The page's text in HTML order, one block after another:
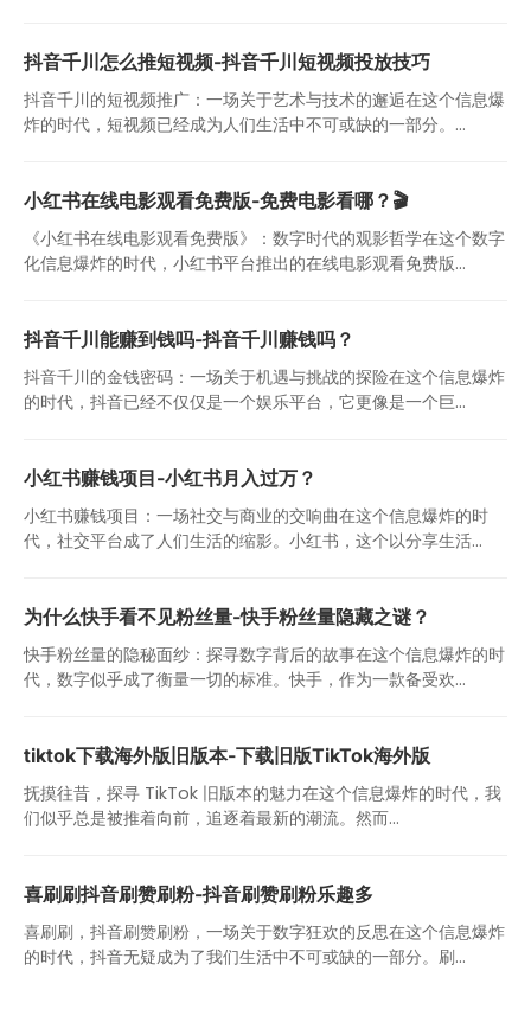
抖音千川怎么推短视频-抖音千川短视频投放技巧
抖音千川的短视频推广：一场关于艺术与技术的邂逅在这个信息爆
炸的时代，短视频已经成为人们生活中不可或缺的一部分。...
小红书在线电影观看免费版-免费电影看哪？🎬
《小红书在线电影观看免费版》：数字时代的观影哲学在这个数字
化信息爆炸的时代，小红书平台推出的在线电影观看免费版...
抖音千川能赚到钱吗-抖音千川赚钱吗？
抖音千川的金钱密码：一场关于机遇与挑战的探险在这个信息爆炸
的时代，抖音已经不仅仅是一个娱乐平台，它更像是一个巨...
小红书赚钱项目-小红书月入过万？
小红书赚钱项目：一场社交与商业的交响曲在这个信息爆炸的时
代，社交平台成了人们生活的缩影。小红书，这个以分享生活...
为什么快手看不见粉丝量-快手粉丝量隐藏之谜？
快手粉丝量的隐秘面纱：探寻数字背后的故事在这个信息爆炸的时
代，数字似乎成了衡量一切的标准。快手，作为一款备受欢...
tiktok下载海外版旧版本-下载旧版TikTok海外版
抚摸往昔，探寻 TikTok 旧版本的魅力在这个信息爆炸的时代，我
们似乎总是被推着向前，追逐着最新的潮流。然而...
喜刷刷抖音刷赞刷粉-抖音刷赞刷粉乐趣多
喜刷刷，抖音刷赞刷粉，一场关于数字狂欢的反思在这个信息爆炸
的时代，抖音无疑成为了我们生活中不可或缺的一部分。刷...